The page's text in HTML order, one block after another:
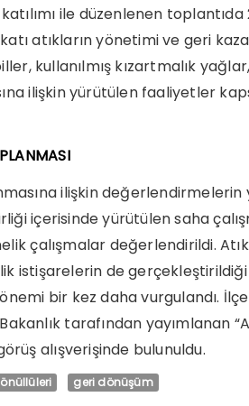
ile düzenlenen toplantıda
atıkların yönetimi ve geri
kullanılmış kızartmalık
ilişkin yürütülen faaliyetler
ilişkin değerlendirmelerin
içerisinde yürütülen saha
çalışmalar değerlendirildi.
istişarelerin de gerçekleştirildiği
bir kez daha vurgulandı.
tarafından yayımlanan
alışverişinde bulunuldu.
geri dönüşüm